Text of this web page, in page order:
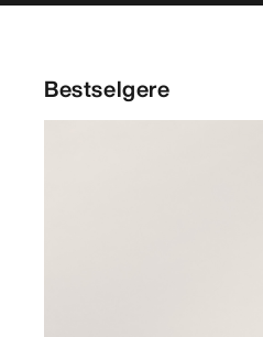
Bestselgere